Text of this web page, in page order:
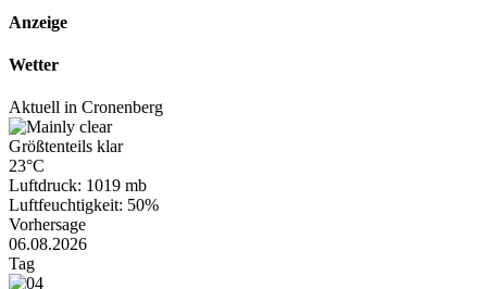
Anzeige
Wetter
Aktuell in Cronenberg
Größtenteils klar
23°C
Luftdruck: 1019 mb
Luftfeuchtigkeit: 50%
Vorhersage
06.08.2026
Tag